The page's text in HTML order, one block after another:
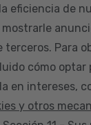
eficiencia de
Para
cómo optar
en intereses,
y otros